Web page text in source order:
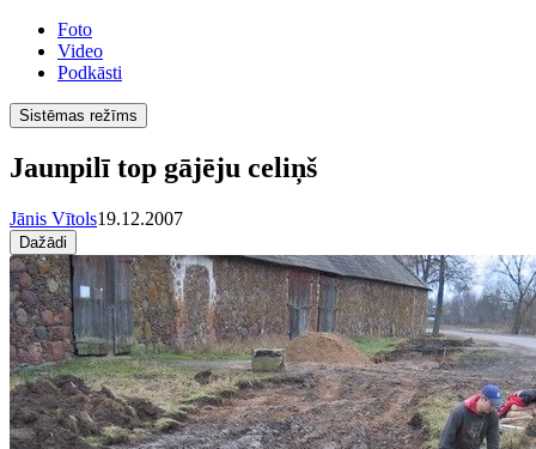
Foto
Video
Podkāsti
Sistēmas režīms
Jaunpilī top gājēju celiņš
Jānis Vītols19.12.2007
Dažādi